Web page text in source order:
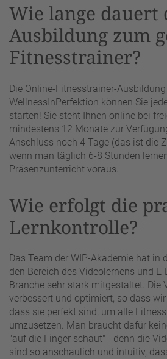
Wie lange dauert
Ausbildung zum
Fitnesstrainer?
Die Online-Fitnesstrainer-
WellnessInPerfektion können Sie
starten! Sie steht Ihnen online bei
mindestens 12 Monate zur
Anschluss noch 4 Tage (das ist die
wenn man täglich 6-8 Stunden
Präsenzunterricht voraus.
Wie erfolgt die
Lernkontrolle?
Das Team der WIP-Akademie hat in
den Bereich des Videolernens und
Branche sehr stark mitgestaltet. Die
verbessert und optimiert, so dass
dass sie perfekt sind, um alle
umzusetzen. Man braucht dafür
"auf die Finger schaut" - denn die
sind so anschaulich und intuitiv,